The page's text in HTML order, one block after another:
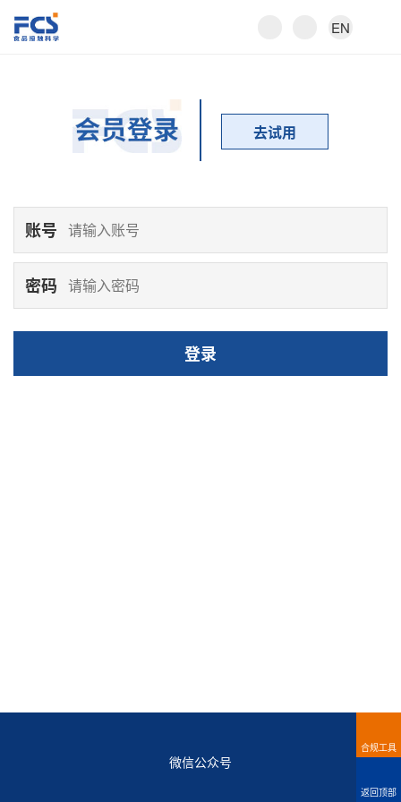
EN
去试用
账号
密码
登录
微信公众号
合规工具
返回顶部